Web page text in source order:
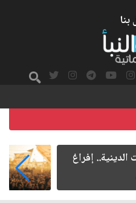
المجتمعية إلى المواطنة